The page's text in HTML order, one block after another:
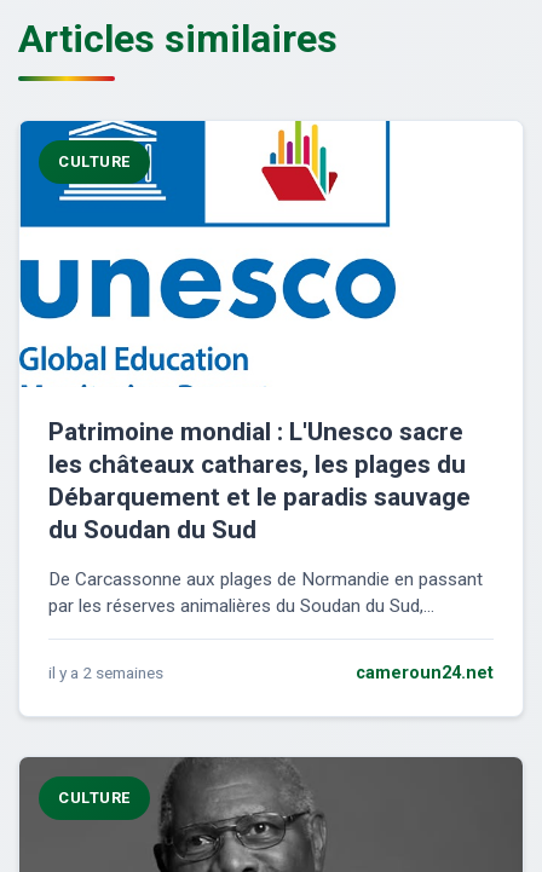
Articles similaires
CULTURE
Patrimoine mondial : L'Unesco sacre
les châteaux cathares, les plages du
Débarquement et le paradis sauvage
du Soudan du Sud
De Carcassonne aux plages de Normandie en passant
par les réserves animalières du Soudan du Sud,...
il y a 2 semaines cameroun24.net
CULTURE